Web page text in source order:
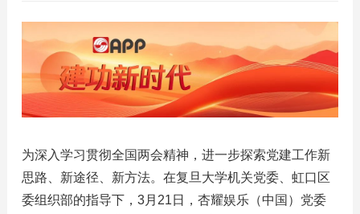
为深入学习贯彻全国两会精神，进一步探索党建工作新
思路、新途径、新方法。在复旦大学机关党委、虹口区
委组织部的指导下，3月21日，杏耀娱乐（中国）党委